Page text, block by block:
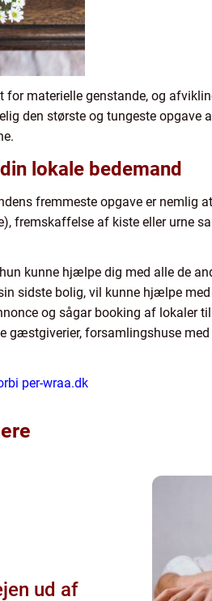
for materielle genstande, og
den største og tungeste opgave
lokale bedemand
fremmeste opgave er nemlig
fremskaffelse af kiste eller urne
kunne hjælpe dig med alle de
sidste bolig, vil kunne hjælpe
og sågar booking af lokaler
forsamlingshuse med
per-wraa.dk